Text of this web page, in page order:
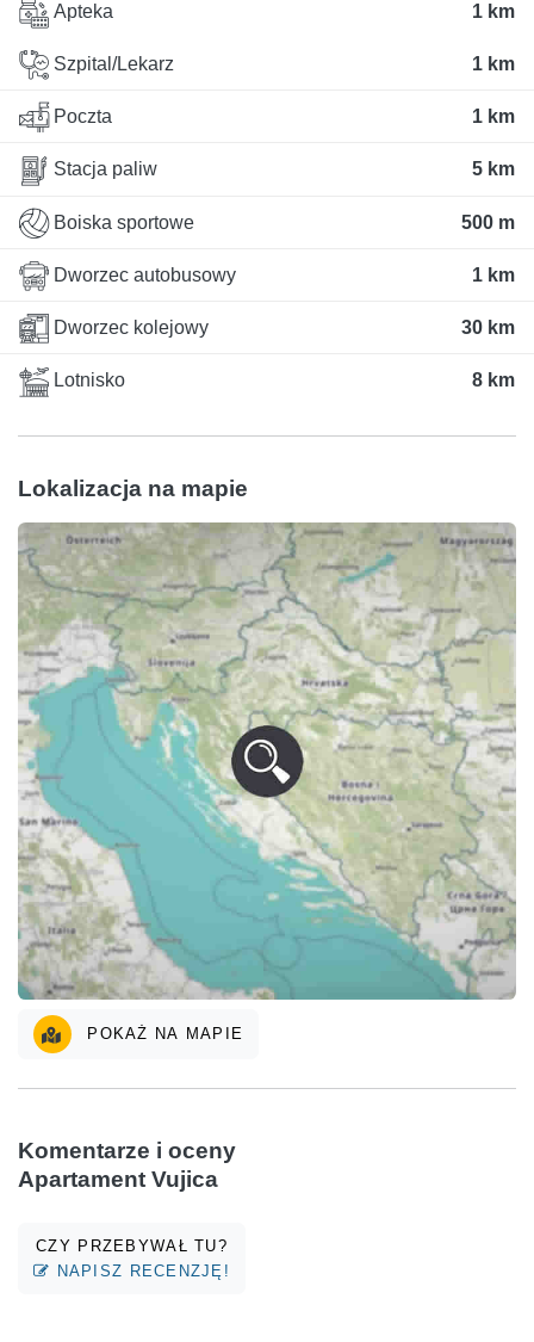
Apteka 1 km
Szpital/Lekarz 1 km
Poczta 1 km
Stacja paliw 5 km
Boiska sportowe 500 m
Dworzec autobusowy 1 km
Dworzec kolejowy 30 km
Lotnisko 8 km
Lokalizacja na mapie
POKAŻ NA MAPIE
Komentarze i oceny
Apartament Vujica
CZY PRZEBYWAŁ TU?
NAPISZ RECENZJĘ!